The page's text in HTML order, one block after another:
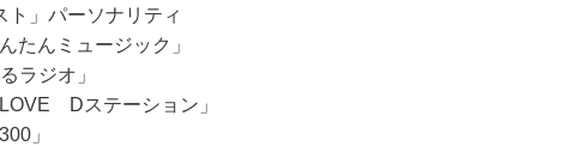
ト」パーソナリティ
たんミュージック」
ラジオ」
Dステーション」
」